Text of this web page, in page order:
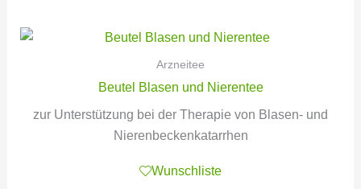
Arzneitee
Beutel Blasen und Nierentee
zur Unterstützung bei der Therapie von Blasen- und
Nierenbeckenkatarrhen
Wunschliste